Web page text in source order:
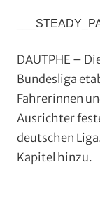
DAUTPHE –
Bundesliga
Fahrerinnen
Ausrichter
deutschen
Kapitel hinzu.